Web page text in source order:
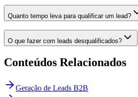
Quanto tempo leva para qualificar um lead?
O que fazer com leads desqualificados?
Conteúdos Relacionados
Geração de Leads B2B